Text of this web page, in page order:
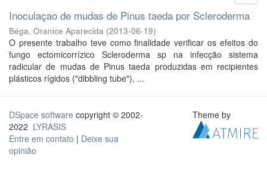
Inoculaçao de mudas de Pinus taeda por Scleroderma
Béga, Oranice Aparecida (2013-06-19)
O presente trabalho teve como finalidade verificar os efeitos do
fungo ectomicorrízico Scleroderma sp na infecção sistema
radicular de mudas de Pinus taeda produzidas em recipientes
plásticos rígidos ("dibbling tube"), ...
DSpace software copyright © 2002-
2022 LYRASIS
Entre em contato | Deixe sua
opinião
Theme by